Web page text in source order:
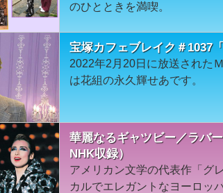
のひとときを満喫。
宝塚カフェブレイク＃1037
2022年2月20日に放送された
は花組の永久輝せあです。
華麗なるギャツビー／ラバ
NHK収録）
アメリカン文学の代表作「グ
カルでエレガントなヨーロッ